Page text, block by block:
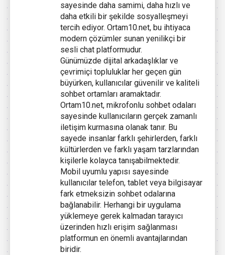
sayesinde daha samimi, daha hızlı ve
daha etkili bir şekilde sosyalleşmeyi
tercih ediyor. Ortam10.net, bu ihtiyaca
modern çözümler sunan yenilikçi bir
sesli chat platformudur.
Günümüzde dijital arkadaşlıklar ve
çevrimiçi topluluklar her geçen gün
büyürken, kullanıcılar güvenilir ve kaliteli
sohbet ortamları aramaktadır.
Ortam10.net, mikrofonlu sohbet odaları
sayesinde kullanıcıların gerçek zamanlı
iletişim kurmasına olanak tanır. Bu
sayede insanlar farklı şehirlerden, farklı
kültürlerden ve farklı yaşam tarzlarından
kişilerle kolayca tanışabilmektedir.
Mobil uyumlu yapısı sayesinde
kullanıcılar telefon, tablet veya bilgisayar
fark etmeksizin sohbet odalarına
bağlanabilir. Herhangi bir uygulama
yüklemeye gerek kalmadan tarayıcı
üzerinden hızlı erişim sağlanması
platformun en önemli avantajlarından
biridir.